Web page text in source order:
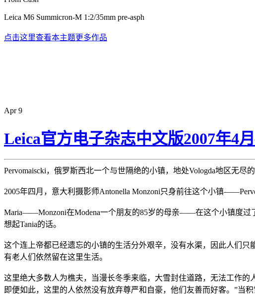
Leica M6 Summicron-M 1:2/35mm pre-asph
点击这里查看本主题更多作品
Apr9
Leica官方电子杂志中文版2007年4
Pervomaiscki，俄罗斯西北一个与世隔绝的小镇，地处Vologda地区无
2005年四月，意大利摄影师Antonella Monzoni只身前往这个小镇
Maria——Monzoni在Modena一个朋友的85岁的母亲——在这个小镇度过
想起Tania的话。
这个连上帝都已经遗忘的小镇的生活分外艰辛，没有水渠，因此人们
有老人们依然留在这里生活。
这里绝大多数人为樵夫，当漫长冬季来临，大雪封住道路，无法工作
即便如此，这里的人依然没有放弃尊严和自豪，他们友善而好客。”当